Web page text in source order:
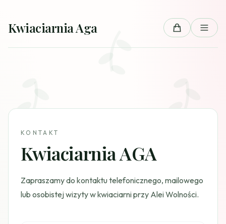
Kwiaciarnia Aga Koszyk
KONTAKT
Kwiaciarnia AGA
Zapraszamy do kontaktu telefonicznego, mailowego
lub osobistej wizyty w kwiaciarni przy Alei Wolności.